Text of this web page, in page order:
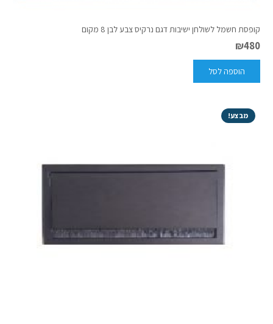
קופסת חשמל לשולחן ישיבות דגם נרקיס צבע לבן 8 מקום
₪480
הוספה לסל
מבצע!